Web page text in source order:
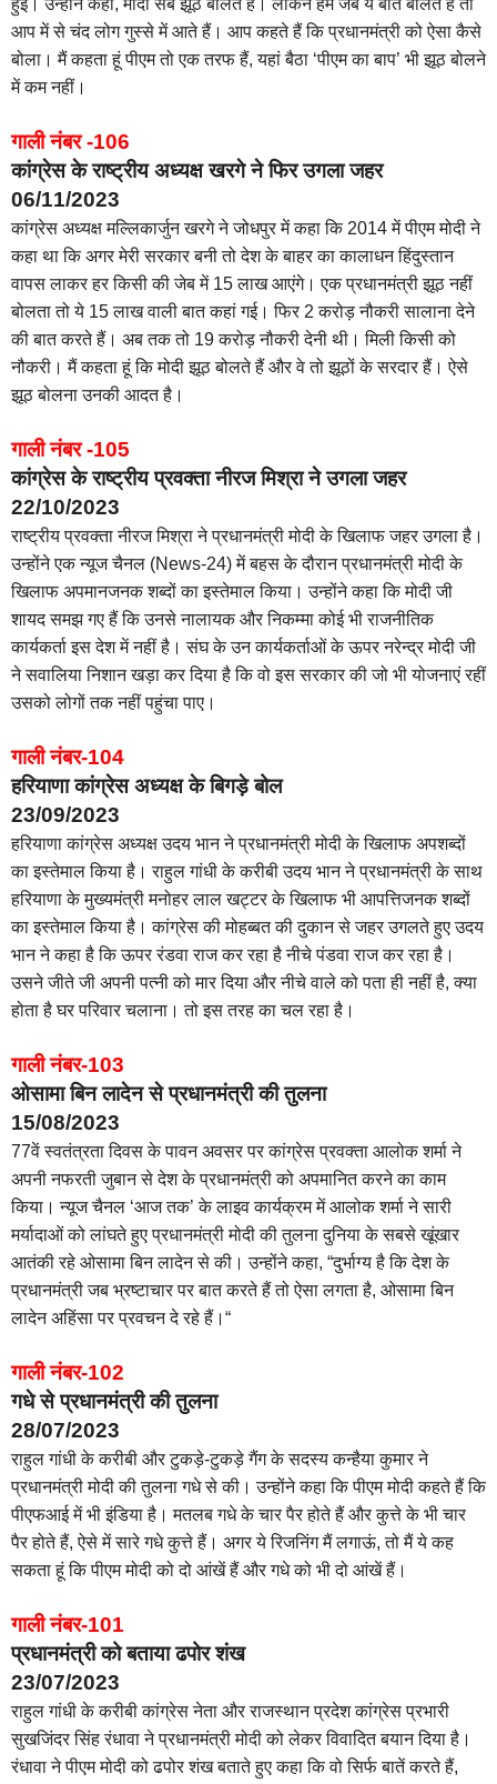
हुई। उन्होंने कहा, मोदी सब झूठ बोलते हैं। लेकिन हम जब ये बात बोलते हैं तो
आप में से चंद लोग गुस्से में आते हैं। आप कहते हैं कि प्रधानमंत्री को ऐसा कैसे
बोला। मैं कहता हूं पीएम तो एक तरफ हैं, यहां बैठा ‘पीएम का बाप’ भी झूठ बोलने
में कम नहीं।
गाली नंबर -106
कांग्रेस के राष्ट्रीय अध्यक्ष खरगे ने फिर उगला जहर
06/11/2023
कांग्रेस अध्यक्ष मल्लिकार्जुन खरगे ने जोधपुर में कहा कि 2014 में पीएम मोदी ने
कहा था कि अगर मेरी सरकार बनी तो देश के बाहर का कालाधन हिंदुस्तान
वापस लाकर हर किसी की जेब में 15 लाख आएंगे। एक प्रधानमंत्री झूठ नहीं
बोलता तो ये 15 लाख वाली बात कहां गई। फिर 2 करोड़ नौकरी सालाना देने
की बात करते हैं। अब तक तो 19 करोड़ नौकरी देनी थी। मिली किसी को
नौकरी। मैं कहता हूं कि मोदी झूठ बोलते हैं और वे तो झूठों के सरदार हैं। ऐसे
झूठ बोलना उनकी आदत है।
गाली नंबर -105
कांग्रेस के राष्ट्रीय प्रवक्ता नीरज मिश्रा ने उगला जहर
22/10/2023
राष्ट्रीय प्रवक्ता नीरज मिश्रा ने प्रधानमंत्री मोदी के खिलाफ जहर उगला है।
उन्होंने एक न्यूज चैनल (News-24) में बहस के दौरान प्रधानमंत्री मोदी के
खिलाफ अपमानजनक शब्दों का इस्तेमाल किया। उन्होंने कहा कि मोदी जी
शायद समझ गए हैं कि उनसे नालायक और निकम्मा कोई भी राजनीतिक
कार्यकर्ता इस देश में नहीं है। संघ के उन कार्यकर्ताओं के ऊपर नरेन्द्र मोदी जी
ने सवालिया निशान खड़ा कर दिया है कि वो इस सरकार की जो भी योजनाएं रहीं
उसको लोगों तक नहीं पहुंचा पाए।
गाली नंबर-104
हरियाणा कांग्रेस अध्यक्ष के बिगड़े बोल
23/09/2023
हरियाणा कांग्रेस अध्यक्ष उदय भान ने प्रधानमंत्री मोदी के खिलाफ अपशब्दों
का इस्तेमाल किया है। राहुल गांधी के करीबी उदय भान ने प्रधानमंत्री के साथ
हरियाणा के मुख्यमंत्री मनोहर लाल खट्टर के खिलाफ भी आपत्तिजनक शब्दों
का इस्तेमाल किया है। कांग्रेस की मोहब्बत की दुकान से जहर उगलते हुए उदय
भान ने कहा है कि ऊपर रंडवा राज कर रहा है नीचे पंडवा राज कर रहा है।
उसने जीते जी अपनी पत्नी को मार दिया और नीचे वाले को पता ही नहीं है, क्या
होता है घर परिवार चलाना। तो इस तरह का चल रहा है।
गाली नंबर-103
ओसामा बिन लादेन से प्रधानमंत्री की तुलना
15/08/2023
77वें स्वतंत्रता दिवस के पावन अवसर पर कांग्रेस प्रवक्ता आलोक शर्मा ने
अपनी नफरती जुबान से देश के प्रधानमंत्री को अपमानित करने का काम
किया। न्यूज चैनल ‘आज तक’ के लाइव कार्यक्रम में आलोक शर्मा ने सारी
मर्यादाओं को लांघते हुए प्रधानमंत्री मोदी की तुलना दुनिया के सबसे खूंखार
आतंकी रहे ओसामा बिन लादेन से की। उन्होंने कहा, “दुर्भाग्य है कि देश के
प्रधानमंत्री जब भ्रष्टाचार पर बात करते हैं तो ऐसा लगता है, ओसामा बिन
लादेन अहिंसा पर प्रवचन दे रहे हैं।“
गाली नंबर-102
गधे से प्रधानमंत्री की तुलना
28/07/2023
राहुल गांधी के करीबी और टुकड़े-टुकड़े गैंग के सदस्य कन्हैया कुमार ने
प्रधानमंत्री मोदी की तुलना गधे से की। उन्होंने कहा कि पीएम मोदी कहते हैं कि
पीएफआई में भी इंडिया है। मतलब गधे के चार पैर होते हैं और कुत्ते के भी चार
पैर होते हैं, ऐसे में सारे गधे कुत्ते हैं। अगर ये रिजनिंग मैं लगाऊं, तो मैं ये कह
सकता हूं कि पीएम मोदी को दो आंखें हैं और गधे को भी दो आंखें हैं।
गाली नंबर-101
प्रधानमंत्री को बताया ढपोर शंख
23/07/2023
राहुल गांधी के करीबी कांग्रेस नेता और राजस्थान प्रदेश कांग्रेस प्रभारी
सुखजिंदर सिंह रंधावा ने प्रधानमंत्री मोदी को लेकर विवादित बयान दिया है।
रंधावा ने पीएम मोदी को ढपोर शंख बताते हुए कहा कि वो सिर्फ बातें करते हैं,